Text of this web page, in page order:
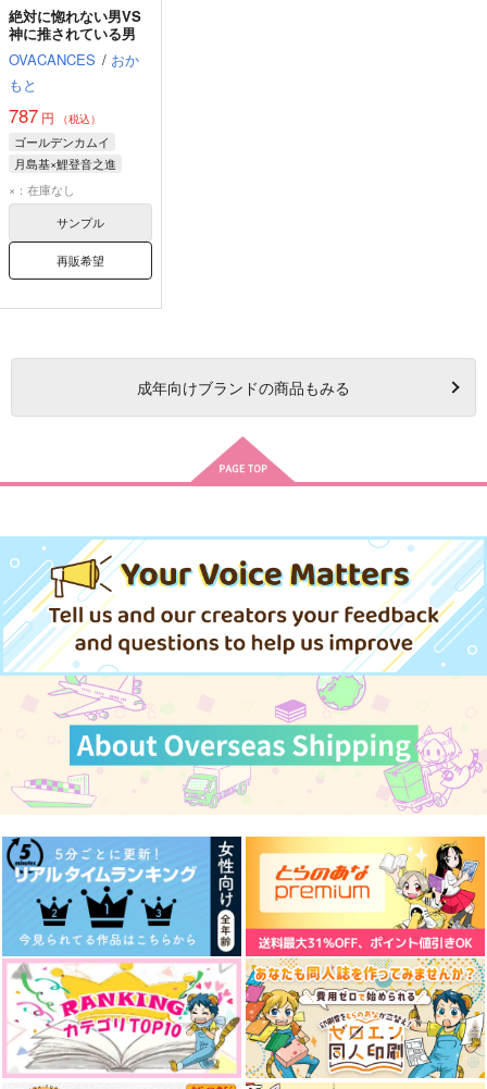
絶対に惚れない男VS
神に推されている男
OVACANCES / おか
もと
787 円 （税込）
ゴールデンカムイ
月島基×鯉登音之進
月島基
鯉登音之進
×：在庫なし
サンプル
再販希望
成年向けブランドの商品もみる